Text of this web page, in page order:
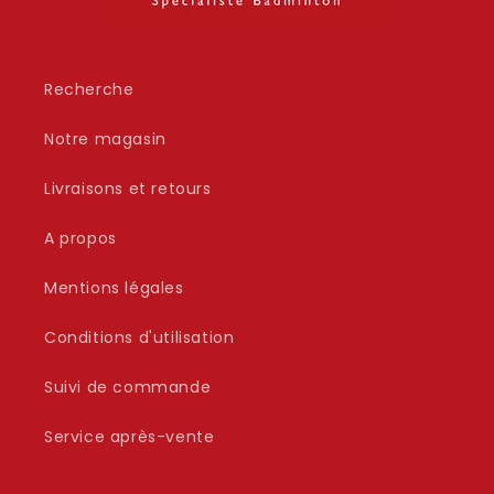
Recherche
Notre magasin
Livraisons et retours
A propos
Mentions légales
Conditions d'utilisation
Suivi de commande
Service après-vente